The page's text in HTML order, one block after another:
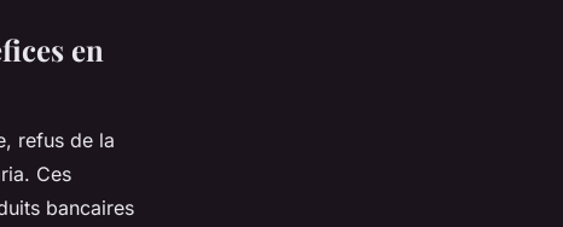
en
refus de la
Ces
bancaires